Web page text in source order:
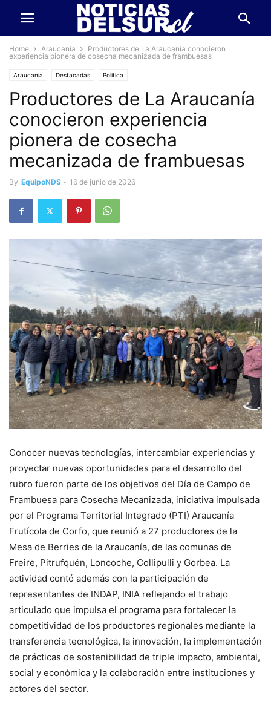
Home Araucanía
Productores de La Araucanía conocieron
experiencia pionera de cosecha mecanizada de frambuesas
Araucanía Destacadas Politica
Productores de La Araucanía
conocieron experiencia
pionera de cosecha
mecanizada de frambuesas
By EquipoNDS - 16 de junio de 2026
Conocer nuevas tecnologías, intercambiar experiencias y
proyectar nuevas oportunidades para el desarrollo del
rubro fueron parte de los objetivos del Día de Campo de
Frambuesa para Cosecha Mecanizada, iniciativa impulsada
por el Programa Territorial Integrado (PTI) Araucanía
Frutícola de Corfo, que reunió a 27 productores de la
Mesa de Berries de la Araucanía, de las comunas de
Freire, Pitrufquén, Loncoche, Collipulli y Gorbea. La
actividad contó además con la participación de
representantes de INDAP, INIA reflejando el trabajo
articulado que impulsa el programa para fortalecer la
competitividad de los productores regionales mediante la
transferencia tecnológica, la innovación, la implementación
de prácticas de sostenibilidad de triple impacto, ambiental,
social y económica y la colaboración entre instituciones y
actores del sector.